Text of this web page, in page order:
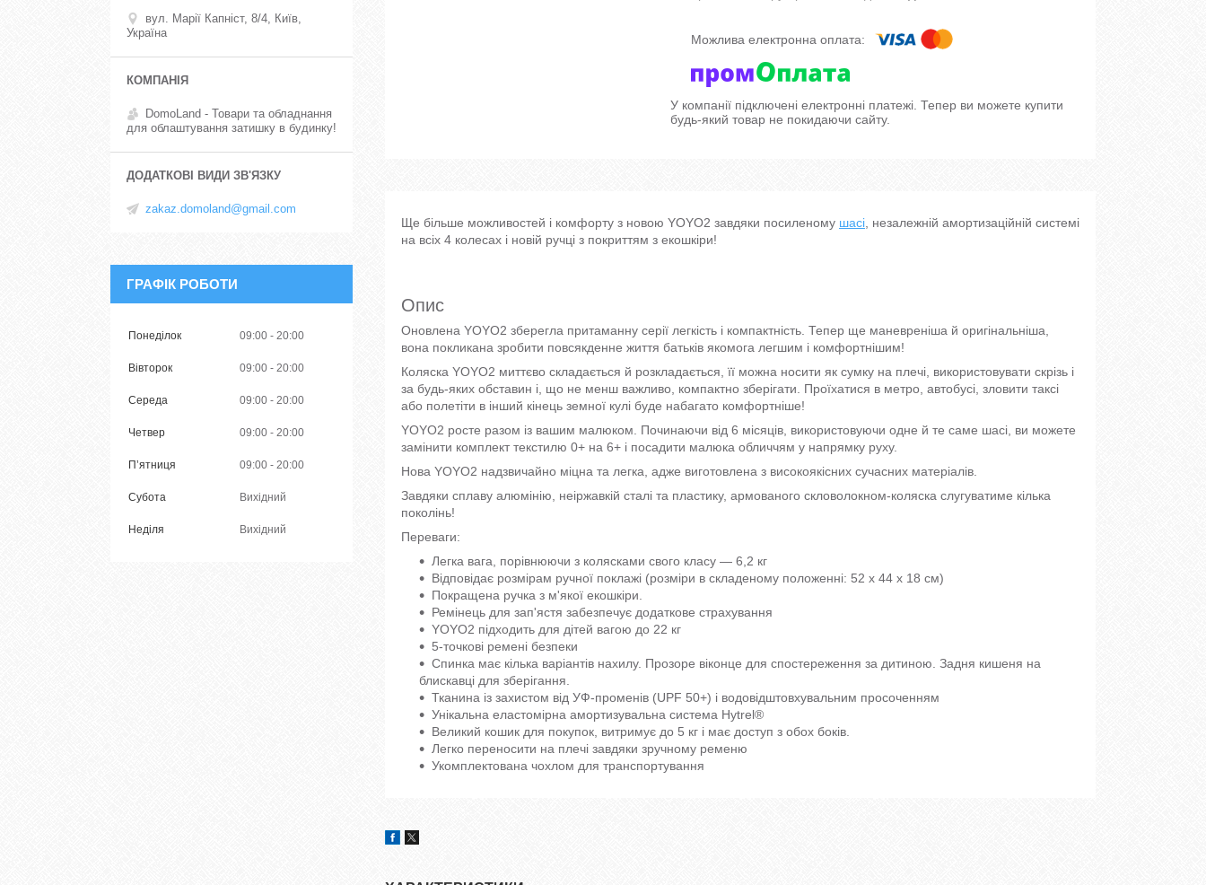
У компанії підключені електронні платежі. Тепер ви можете купити
будь-який товар не покидаючи сайту.
Ще більше можливостей і комфорту з новою YOYO2 завдяки посиленому шасі , незалежній амортизаційній системі
на всіх 4 колесах і новій ручці з покриттям з екошкіри!
Опис
Оновлена YOYO2 зберегла притаманну серії легкість і компактність. Тепер ще маневреніша й оригінальніша,
вона покликана зробити повсякденне життя батьків якомога легшим і комфортнішим!
Коляска YOYO2 миттєво складається й розкладається, її можна носити як сумку на плечі, використовувати скрізь і
за будь-яких обставин і, що не менш важливо, компактно зберігати. Проїхатися в метро, автобусі, зловити таксі
або полетіти в інший кінець земної кулі буде набагато комфортніше!
YOYO2 росте разом із вашим малюком. Починаючи від 6 місяців, використовуючи одне й те саме шасі, ви можете
замінити комплект текстилю 0+ на 6+ і посадити малюка обличчям у напрямку руху.
Нова YOYO2 надзвичайно міцна та легка, адже виготовлена з високоякісних сучасних матеріалів.
Завдяки сплаву алюмінію, неіржавкій сталі та пластику, армованого скловолокном-коляска слугуватиме кілька
поколінь!
Переваги:
Легка вага, порівнюючи з колясками свого класу — 6,2 кг
Відповідає розмірам ручної поклажі (розміри в складеному положенні: 52 x 44 x 18 см)
Покращена ручка з м'якої екошкіри.
Ремінець для зап'ястя забезпечує додаткове страхування
YOYO2 підходить для дітей вагою до 22 кг
5-точкові ремені безпеки
Спинка має кілька варіантів нахилу. Прозоре віконце для спостереження за дитиною. Задня кишеня на
блискавці для зберігання.
Тканина із захистом від УФ-променів (UPF 50+) і водовідштовхувальним просоченням
Унікальна еластомірна амортизувальна система Hytrel®
Великий кошик для покупок, витримує до 5 кг і має доступ з обох боків.
Легко переносити на плечі завдяки зручному ременю
Укомплектована чохлом для транспортування
вул. Марії Капніст, 8/4, Київ,
Україна
DomoLand - Товари та обладнання
для облаштування затишку в будинку!
zakaz.domoland@gmail.com
ГРАФІК РОБОТИ
Понеділок 09:00 20:00
Вівторок 09:00 20:00
Середа 09:00 20:00
Четвер 09:00 20:00
Пʼятниця 09:00 20:00
Субота Вихідний
Неділя Вихідний